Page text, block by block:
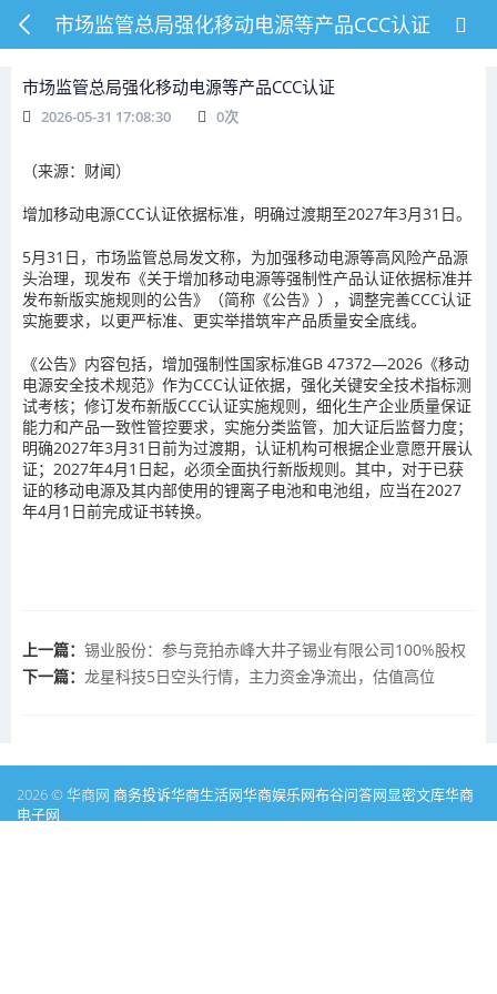
市场监管总局强化移动电源等产品CCC认证
市场监管总局强化移动电源等产品CCC认证
2026-05-31 17:08:30 0次
（来源：财闻）
增加移动电源CCC认证依据标准，明确过渡期至2027年3月31日。
5月31日，市场监管总局发文称，为加强移动电源等高风险产品源
头治理，现发布《关于增加移动电源等强制性产品认证依据标准并
发布新版实施规则的公告》（简称《公告》），调整完善CCC认证
实施要求，以更严标准、更实举措筑牢产品质量安全底线。
《公告》内容包括，增加强制性国家标准GB 47372—2026《移动
电源安全技术规范》作为CCC认证依据，强化关键安全技术指标测
试考核；修订发布新版CCC认证实施规则，细化生产企业质量保证
能力和产品一致性管控要求，实施分类监管，加大证后监督力度；
明确2027年3月31日前为过渡期，认证机构可根据企业意愿开展认
证；2027年4月1日起，必须全面执行新版规则。其中，对于已获
证的移动电源及其内部使用的锂离子电池和电池组，应当在2027
年4月1日前完成证书转换。
上一篇： 锡业股份：参与竞拍赤峰大井子锡业有限公司100%股权
下一篇： 龙星科技5日空头行情，主力资金净流出，估值高位
2026 © 华商网 商务投诉华商生活网华商娱乐网布谷问答网显密文库华商
电子网